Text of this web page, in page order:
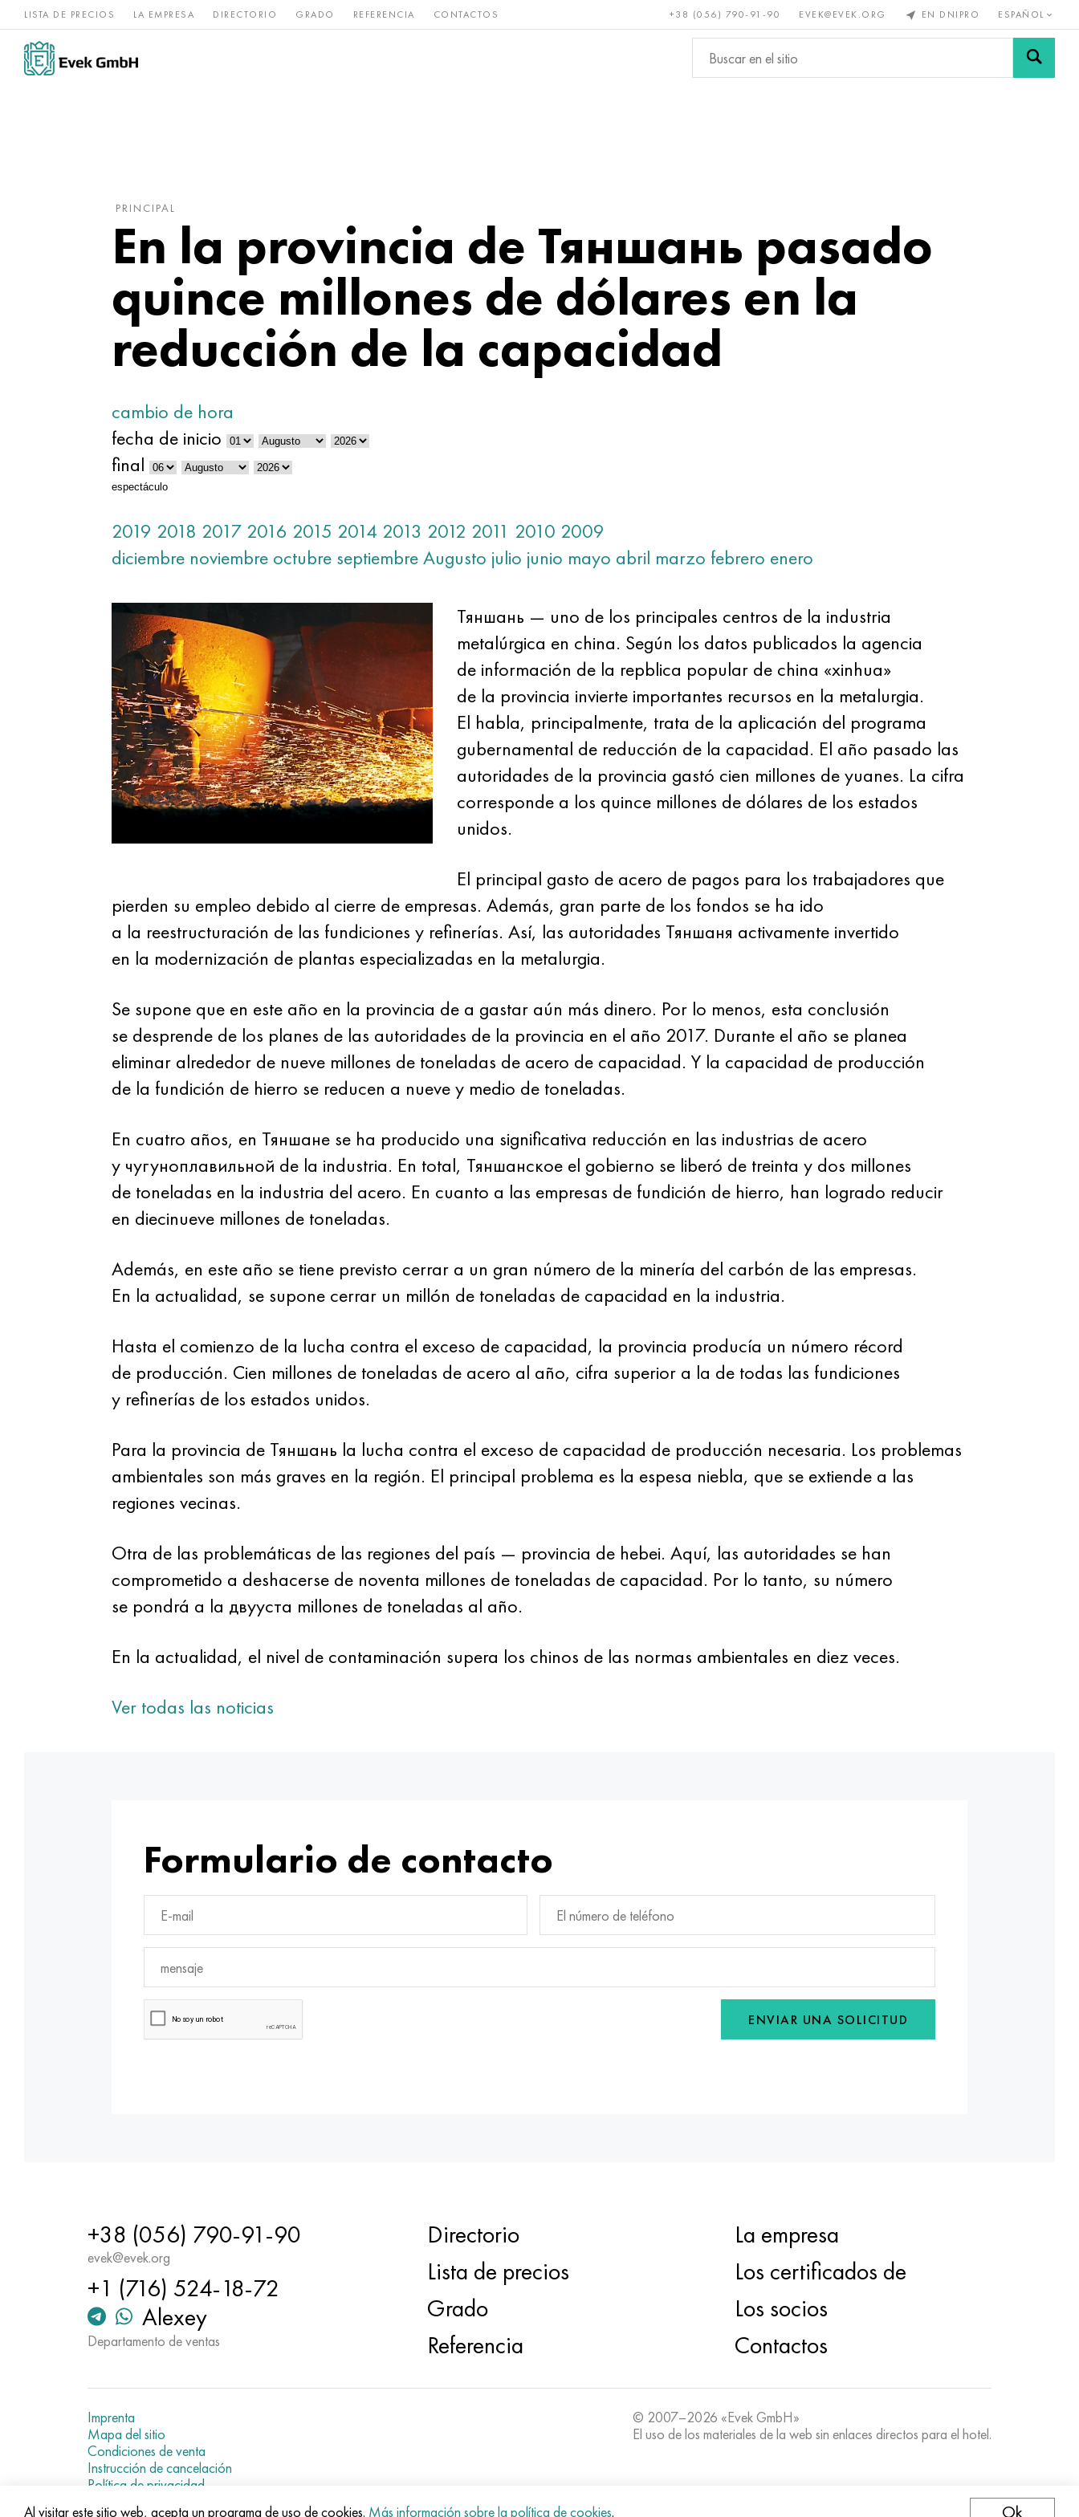
LISTA DE PRECIOS LA EMPRESA DIRECTORIO GRADO REFERENCIA CONTACTOS +38 (056) 790-91-90 EVEK@EVEK.ORG EN DNIPRO ESPAÑOL
Aleaciones de
níquel
acero Raro y Bronce, cobre, Metales no
ferrosos
Aleación de Mallas y
PRINCIPAL
En la provincia de Тяншань pasado
quince millones de dólares en la
reducción de la capacidad
cambio de hora
fecha de inicio
final
espectáculo
2019 2018 2017 2016 2015 2014 2013 2012 2011 2010 2009
diciembre noviembre octubre septiembreAugusto julio junio mayo abril marzo febrero enero
Тяншань — uno de los principales centros de la industria
metalúrgica en china. Según los datos publicados la agencia
de información de la repblica popular de china «xinhua»
de la provincia invierte importantes recursos en la metalurgia.
El habla, principalmente, trata de la aplicación del programa
gubernamental de reducción de la capacidad. El año pasado las
autoridades de la provincia gastó cien millones de yuanes. La cifra
corresponde a los quince millones de dólares de los estados
unidos.
El principal gasto de acero de pagos para los trabajadores que
pierden su empleo debido al cierre de empresas. Además, gran parte de los fondos se ha ido
a la reestructuración de las fundiciones y refinerías. Así, las autoridades Тяншаня activamente invertido
en la modernización de plantas especializadas en la metalurgia.
Se supone que en este año en la provincia de a gastar aún más dinero. Por lo menos, esta conclusión
se desprende de los planes de las autoridades de la provincia en el año 2017. Durante el año se planea
eliminar alrededor de nueve millones de toneladas de acero de capacidad. Y la capacidad de producción
de la fundición de hierro se reducen a nueve y medio de toneladas.
En cuatro años, en Тяншане se ha producido una significativa reducción en las industrias de acero
y чугуноплавильной de la industria. En total, Тяншанское el gobierno se liberó de treinta y dos millones
de toneladas en la industria del acero. En cuanto a las empresas de fundición de hierro, han logrado reducir
en diecinueve millones de toneladas.
Además, en este año se tiene previsto cerrar a un gran número de la minería del carbón de las empresas.
En la actualidad, se supone cerrar un millón de toneladas de capacidad en la industria.
Hasta el comienzo de la lucha contra el exceso de capacidad, la provincia producía un número récord
de producción. Cien millones de toneladas de acero al año, cifra superior a la de todas las fundiciones
y refinerías de los estados unidos.
Para la provincia de Тяншань la lucha contra el exceso de capacidad de producción necesaria. Los problemas
ambientales son más graves en la región. El principal problema es la espesa niebla, que se extiende a las
regiones vecinas.
Otra de las problemáticas de las regiones del país — provincia de hebei. Aquí, las autoridades se han
comprometido a deshacerse de noventa millones de toneladas de capacidad. Por lo tanto, su número
se pondrá a la двууста millones de toneladas al año.
En la actualidad, el nivel de contaminación supera los chinos de las normas ambientales en diez veces.
Ver todas las noticias
Formulario de contacto
ENVIAR UNA SOLICITUD
+38 (056) 790-91-90
evek@evek.org
+1 (716) 524-18-72
Alexey
Departamento de ventas
Directorio
Lista de precios
Grado
Referencia
La empresa
Los certificados de
Los socios
Contactos
Imprenta
Mapa del sitio
Condiciones de venta
Instrucción de cancelación
Política de privacidad
Current metal prices
© 2007–2026 «Evek GmbH»
El uso de los materiales de la web sin enlaces directos para el hotel.
Al visitar este sitio web, acepta un programa de uso de cookies. Más información sobre la política de cookies. Ok